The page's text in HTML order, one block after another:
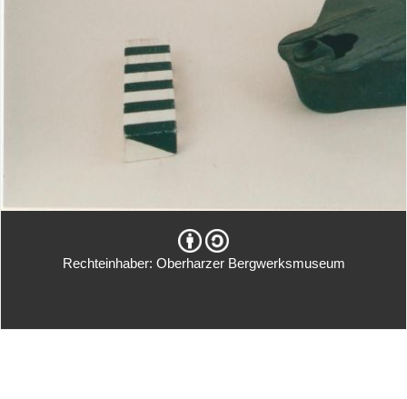
Rechteinhaber: Oberharzer Bergwerksmuseum